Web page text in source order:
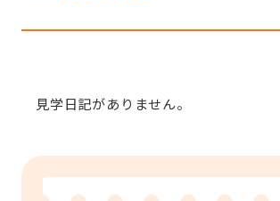
見学日記がありません。